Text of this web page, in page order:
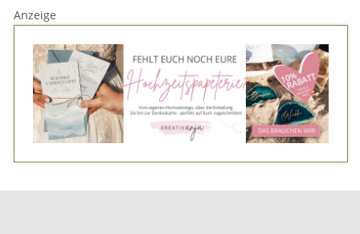
Anzeige